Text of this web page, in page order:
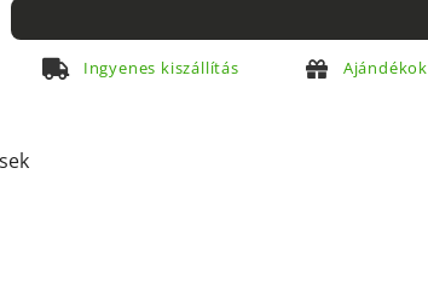
Ingyenes kiszállítás Ajándékok